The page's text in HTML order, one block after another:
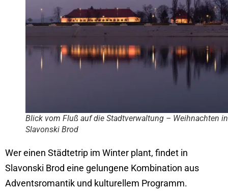
Blick vom Fluß auf die Stadtverwaltung – Weihnachten in
Slavonski Brod
Wer einen Städtetrip im Winter plant, findet in
Slavonski Brod eine gelungene Kombination aus
Adventsromantik und kulturellem Programm.